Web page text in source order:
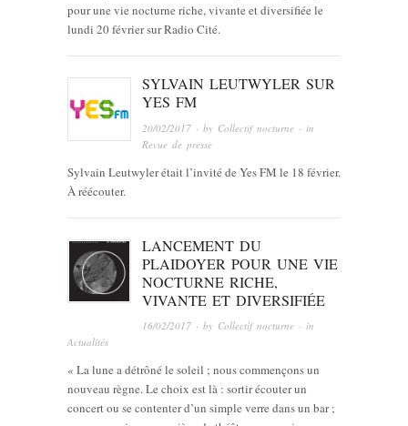
pour une vie nocturne riche, vivante et diversifiée le
lundi 20 février sur Radio Cité.
SYLVAIN LEUTWYLER SUR
YES FM
20/02/2017 · by Collectif nocturne · in
Revue de presse
Sylvain Leutwyler était l’invité de Yes FM le 18 février.
À réécouter.
LANCEMENT DU
PLAIDOYER POUR UNE VIE
NOCTURNE RICHE,
VIVANTE ET DIVERSIFIÉE
16/02/2017 · by Collectif nocturne · in
Actualités
« La lune a détrôné le soleil ; nous commençons un
nouveau règne. Le choix est là : sortir écouter un
concert ou se contenter d’un simple verre dans un bar ;